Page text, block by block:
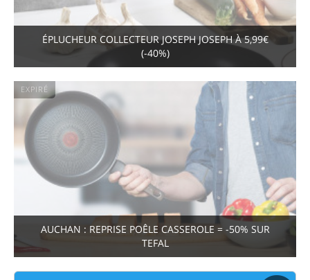
ÉPLUCHEUR COLLECTEUR JOSEPH JOSEPH À 5,99€
(-40%)
EXPIRÉ
AUCHAN : REPRISE POÊLE CASSEROLE = -50% SUR
TEFAL